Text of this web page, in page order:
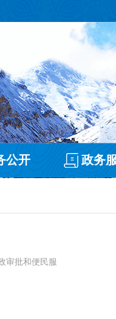
公开 政务
审批和便民服